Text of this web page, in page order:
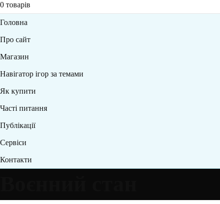
0 товарів
Головна
Про сайт
Магазин
Навігатор ігор за темами
Як купити
Часті питання
Публікації
Сервіси
Контакти